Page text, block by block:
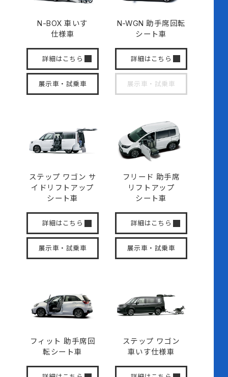
N-BOX車いす
仕様車
詳細はこちら
展示車・試乗車
N-WGN 助手席回転
シート車
詳細はこちら
展示車・試乗車
ステップ ワゴン サ
イド リフトアップ
シート車
詳細はこちら
展示車・試乗車
フリード 助手席
リフトアップ
シート車
詳細はこちら
展示車・試乗車
フィット 助手席回
転シート車
ステップ ワゴン
車いす仕様車